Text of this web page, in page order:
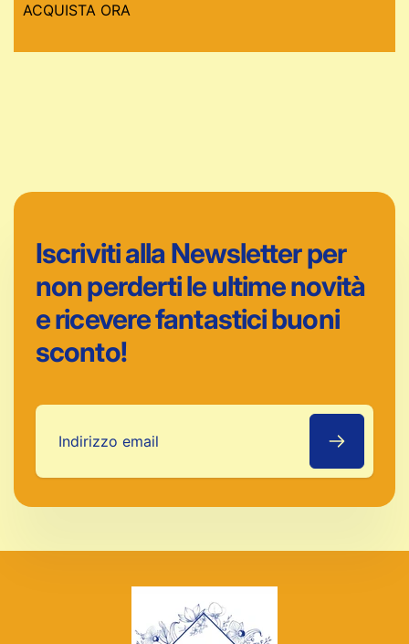
ACQUISTA ORA
Iscriviti alla Newsletter per
non perderti le ultime novità
e ricevere fantastici buoni
sconto!
Indirizzo